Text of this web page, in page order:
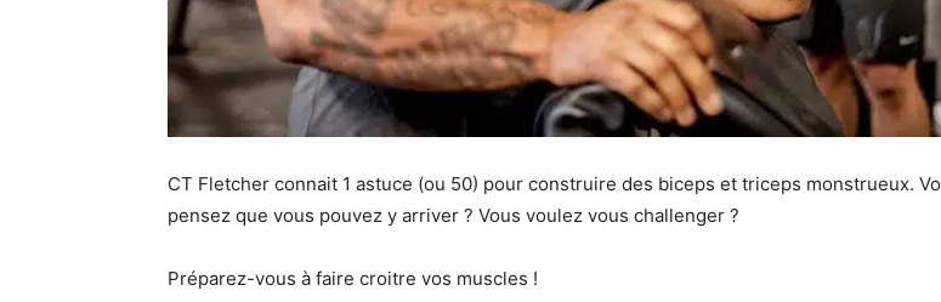
CT Fletcher connait 1 astuce (ou 50) pour construire des biceps et triceps monstrueux.
pensez que vous pouvez y arriver ? Vous voulez vous challenger ?
Préparez-vous à faire croitre vos muscles !